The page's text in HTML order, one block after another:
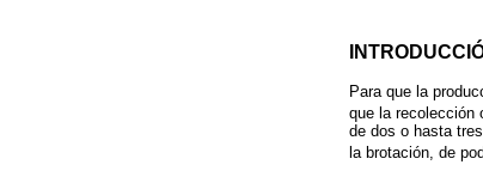
Para que la
que la recolección
de dos o hasta
la brotación, de